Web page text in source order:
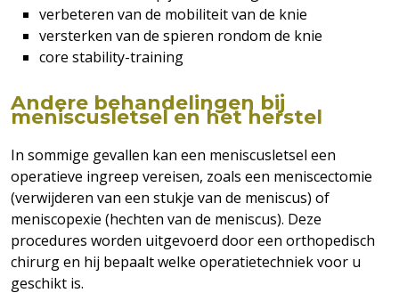
verbeteren van de mobiliteit van de knie
versterken van de spieren rondom de knie
core stability-training
Andere behandelingen bij
meniscusletsel en het herstel
In sommige gevallen kan een meniscusletsel een
operatieve ingreep vereisen, zoals een meniscectomie
(verwijderen van een stukje van de meniscus) of
meniscopexie (hechten van de meniscus). Deze
procedures worden uitgevoerd door een orthopedisch
chirurg en hij bepaalt welke operatietechniek voor u
geschikt is.